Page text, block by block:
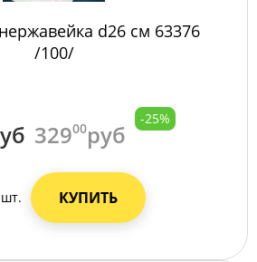
d26 см 63376
/100/
32900руб
-25%
шт. КУПИТЬ